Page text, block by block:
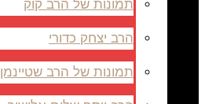
תמונות של הרב קוק
הרב יצחק כדורי
תמונות של הרב שטיינמן